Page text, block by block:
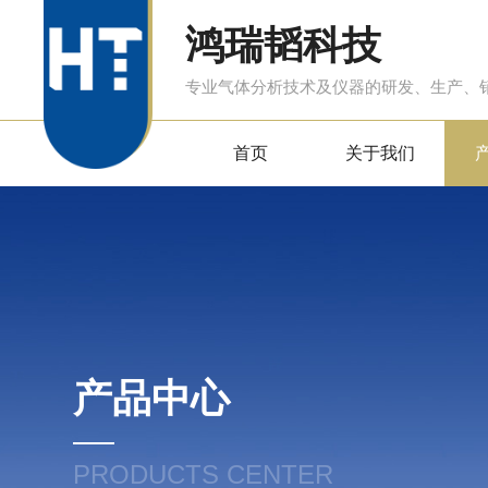
鸿瑞韬科技
专业气体分析技术及仪器的研发、生产、
首页 关于我们
产品中心
PRODUCTS CENTER